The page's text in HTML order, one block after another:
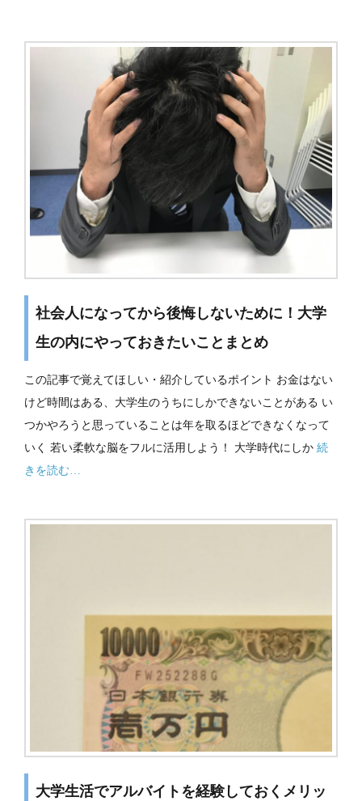
社会人になってから後悔しないために！大学
生の内にやっておきたいことまとめ
この記事で覚えてほしい・紹介しているポイント お金はない
けど時間はある、大学生のうちにしかできないことがある い
つかやろうと思っていることは年を取るほどできなくなって
いく 若い柔軟な脳をフルに活用しよう！ 大学時代にしか 続
きを読む…
大学生活でアルバイトを経験しておくメリッ